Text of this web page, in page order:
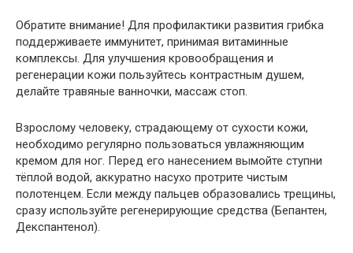
Обратите внимание! Для профилактики развития грибка
поддерживаете иммунитет, принимая витаминные
комплексы. Для улучшения кровообращения и
регенерации кожи пользуйтесь контрастным душем,
делайте травяные ванночки, массаж стоп.
Взрослому человеку, страдающему от сухости кожи,
необходимо регулярно пользоваться увлажняющим
кремом для ног. Перед его нанесением вымойте ступни
тёплой водой, аккуратно насухо протрите чистым
полотенцем. Если между пальцев образовались трещины,
сразу используйте регенерирующие средства (Бепантен,
Декспантенол).